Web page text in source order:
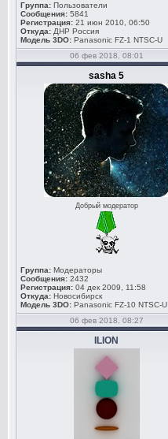
Группа: Пользователи
Сообщения: 5841
Регистрация: 21 июн 2010, 06:50
Откуда: ДНР Россия
Модель 3DO: Panasonic FZ-1 NTSC-U
06 фев 2018, 08:01
sasha 5
Добрый модератор
Группа: Модераторы
Сообщения: 2432
Регистрация: 04 дек 2009, 11:58
Откуда: Новосибирск
Модель 3DO: Panasonic FZ-10 NTSC-U
06 фев 2018, 08:27
ILION